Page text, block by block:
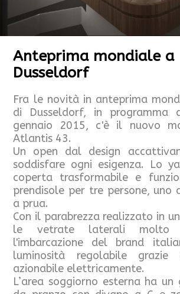
Anteprima mondiale a
Dusseldorf
Fra le novità in anteprima
di Dusseldorf, in
gennaio 2015, c'è il nuovo
Atlantis 43.
Un open dal design
soddisfare ogni esigenza. Lo
coperta trasformabile e
prendisole per tre persone, uno
a prua.
Con il parabrezza realizzato in
le vetrate laterali molto
l'imbarcazione del brand
luminosità regolabile
azionabile elettricamente.
L’area soggiorno esterna ha